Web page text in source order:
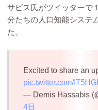
サビス氏がツイッターで
分たちの人口知能システ
た。
Excited to share an
pic.twitter.com/
— Demis Hassabis
4日